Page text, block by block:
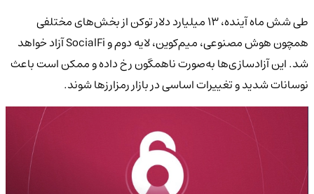
طی شش ماه آینده، ۱۳ میلیارد دلار توکن از بخش‌های مختلفی
همچون هوش مصنوعی، میم‌کوین، لایه دوم و SocialFi آزاد خواهد
شد. این آزادسازی‌ها به‌صورت ناهمگون رخ داده و ممکن است باعث
نوسانات شدید و تغییرات اساسی در بازار رمزارزها شوند.